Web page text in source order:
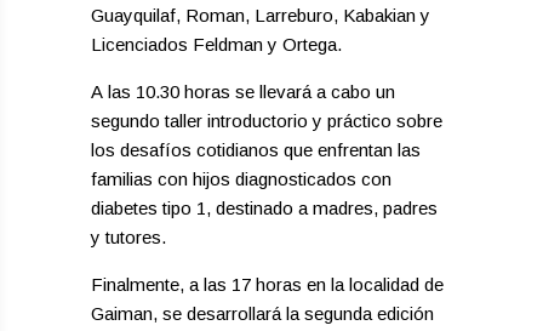
Guayquilaf, Roman, Larreburo, Kabakian y
Licenciados Feldman y Ortega.
A las 10.30 horas se llevará a cabo un
segundo taller introductorio y práctico sobre
los desafíos cotidianos que enfrentan las
familias con hijos diagnosticados con
diabetes tipo 1, destinado a madres, padres
y tutores.
Finalmente, a las 17 horas en la localidad de
Gaiman, se desarrollará la segunda edición